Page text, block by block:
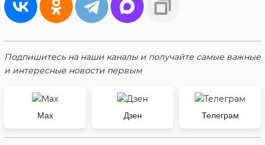
Подпишитесь на наши каналы и получайте самые важные
и интересные новости первым
Max Дзен Телеграм